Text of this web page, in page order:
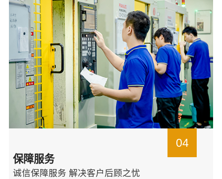
04
保障服务
诚信保障服务 解决客户后顾之忧